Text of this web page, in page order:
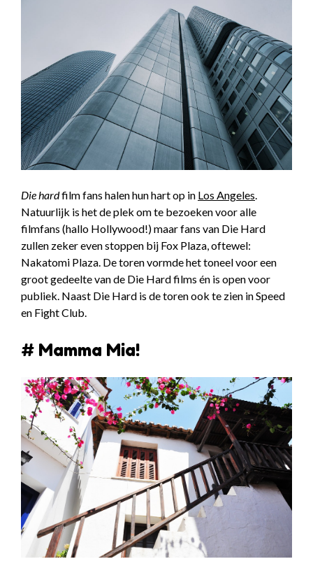
Die hardfilm fans halen hun hart op in Los Angeles.
Natuurlijk is het de plek om te bezoeken voor alle
filmfans (hallo Hollywood!) maar fans van Die Hard
zullen zeker even stoppen bij Fox Plaza, oftewel:
Nakatomi Plaza. De toren vormde het toneel voor een
groot gedeelte van de Die Hard films én is open voor
publiek. Naast Die Hard is de toren ook te zien in Speed
en Fight Club.
# Mamma Mia!